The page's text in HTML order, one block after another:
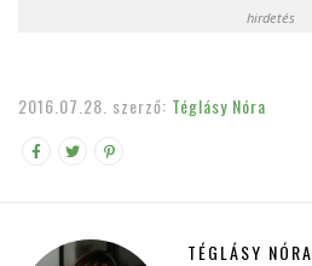
hirdetés
2016.07.28. szerző: Téglásy Nóra
TÉGLÁSY NÓRA